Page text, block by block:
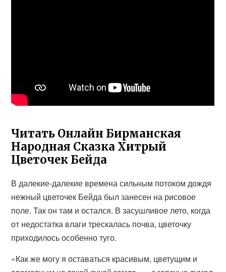
Читать Онлайн Бирманская
Народная Сказка Хитрый
Цветочек Бейда
В далекие-далекие времена сильным потоком дождя
нежный цветочек Бейда был занесен на рисовое
поле. Так он там и остался. В засушливое лето, когда
от недостатка влаги трескалась почва, цветочку
приходилось особенно туго.
«Как же могу я оставаться красивым, цветущим и